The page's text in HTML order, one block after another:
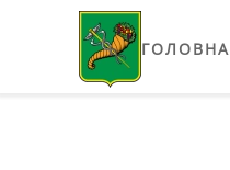
Skip to main content
ГОЛОВНА